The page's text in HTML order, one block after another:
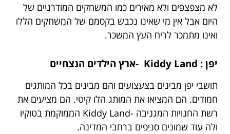
לא מצפצפים ולא מאירים כמו המשחקים המודרניים של
היום אבל אין מי שאינו נכבש בקסמם של המשחקים הללו
ואינו מתמכר לריח העץ המשכר.
יפן : Kiddy Land -ארץ הילדים הנצחיים
תושבי יפן מבינים בצעצועים והם מבינים בכל המותגים
חמודים. הם המציאו את המותג הלו קיטי. הם מציעים את
רשת החנויות המגניבה -Kiddy Land הממוקמת בטוקיו
ולה עוד שמונים סניפים ברחבי המדינה.